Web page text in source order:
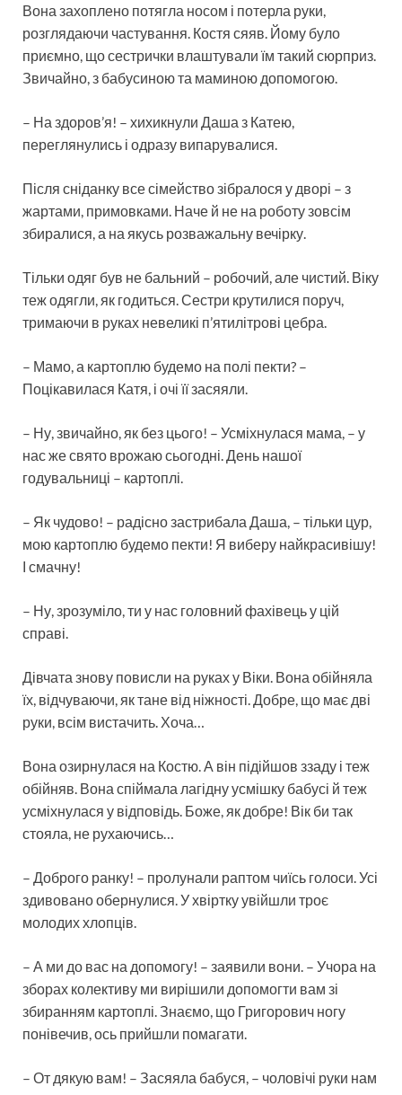
Вона захоплено потягла носом і потерла руки,
розглядаючи частування. Костя сяяв. Йому було
приємно, що сестрички влаштували їм такий сюрприз.
Звичайно, з бабусиною та маминою допомогою.
– На здоров’я! – хихикнули Даша з Катею,
переглянулись і одразу випарувалися.
Після сніданку все сімейство зібралося у дворі – з
жартами, примовками. Наче й не на роботу зовсім
збиралися, а на якусь розважальну вечірку.
Тільки одяг був не бальний – робочий, але чистий. Віку
теж одягли, як годиться. Сестри крутилися поруч,
тримаючи в руках невеликі п’ятилітрові цебра.
– Мамо, а картоплю будемо на полі пекти? –
Поцікавилася Катя, і очі її засяяли.
– Ну, звичайно, як без цього! – Усміхнулася мама, – у
нас же свято врожаю сьогодні. День нашої
годувальниці – картоплі.
– Як чудово! – радісно застрибала Даша, – тільки цур,
мою картоплю будемо пекти! Я виберу найкрасивішу!
І смачну!
– Ну, зрозуміло, ти у нас головний фахівець у цій
справі.
Дівчата знову повисли на руках у Віки. Вона обійняла
їх, відчуваючи, як тане від ніжності. Добре, що має дві
руки, всім вистачить. Хоча…
Вона озирнулася на Костю. А він підійшов ззаду і теж
обійняв. Вона спіймала лагідну усмішку бабусі й теж
усміхнулася у відповідь. Боже, як добре! Вік би так
стояла, не рухаючись…
– Доброго ранку! – пролунали раптом чиїсь голоси. Усі
здивовано обернулися. У хвіртку увійшли троє
молодих хлопців.
– А ми до вас на допомогу! – заявили вони. – Учора на
зборах колективу ми вирішили допомогти вам зі
збиранням картоплі. Знаємо, що Григорович ногу
понівечив, ось прийшли помагати.
– От дякую вам! – Засяяла бабуся, – чоловічі руки нам